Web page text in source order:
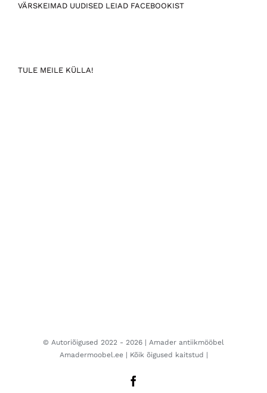
VÄRSKEIMAD UUDISED LEIAD FACEBOOKIST
TULE MEILE KÜLLA!
© Autoriõigused 2022 - 2026 | Amader antiikmööbel
Amadermoobel.ee| Kõik õigused kaitstud |
Facebook